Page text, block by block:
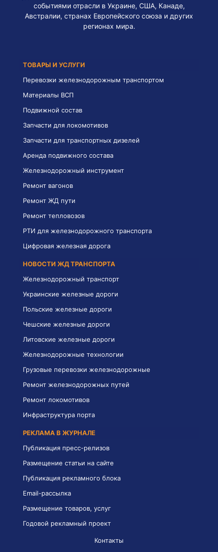
событиями отрасли в Украине, США, Канаде,
Австралии, странах Европейского союза и других
регионах мира.
ТОВАРЫ И УСЛУГИ
Перевозки железнодорожным транспортом
Материалы ВСП
Подвижной состав
Запчасти для локомотивов
Запчасти для транспортных дизелей
Аренда подвижного состава
Железнодорожный инструмент
Ремонт вагонов
Ремонт ЖД пути
Ремонт тепловозов
РТИ для железнодорожного транспорта
Цифровая железная дорога
НОВОСТИ ЖД ТРАНСПОРТА
Железнодорожный транспорт
Украинские железные дороги
Польские железные дороги
Чешские железные дороги
Литовские железные дороги
Железнодорожные технологии
Грузовые перевозки железнодорожные
Ремонт железнодорожных путей
Ремонт локомотивов
Инфраструктура порта
РЕКЛАМА В ЖУРНАЛЕ
Публикация пресс-релизов
Размещение статьи на сайте
Публикация рекламного блока
Email-рассылка
Размещение товаров, услуг
Годовой рекламный проект
Контакты